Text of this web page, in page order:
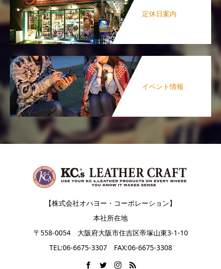
定休日案内
イベント情報
【株式会社オハヨー・コーポレーション】
本社所在地
〒558-0054 大阪府大阪市住吉区帝塚山東3-1-10
TEL:06-6675-3307 FAX:06-6675-3308